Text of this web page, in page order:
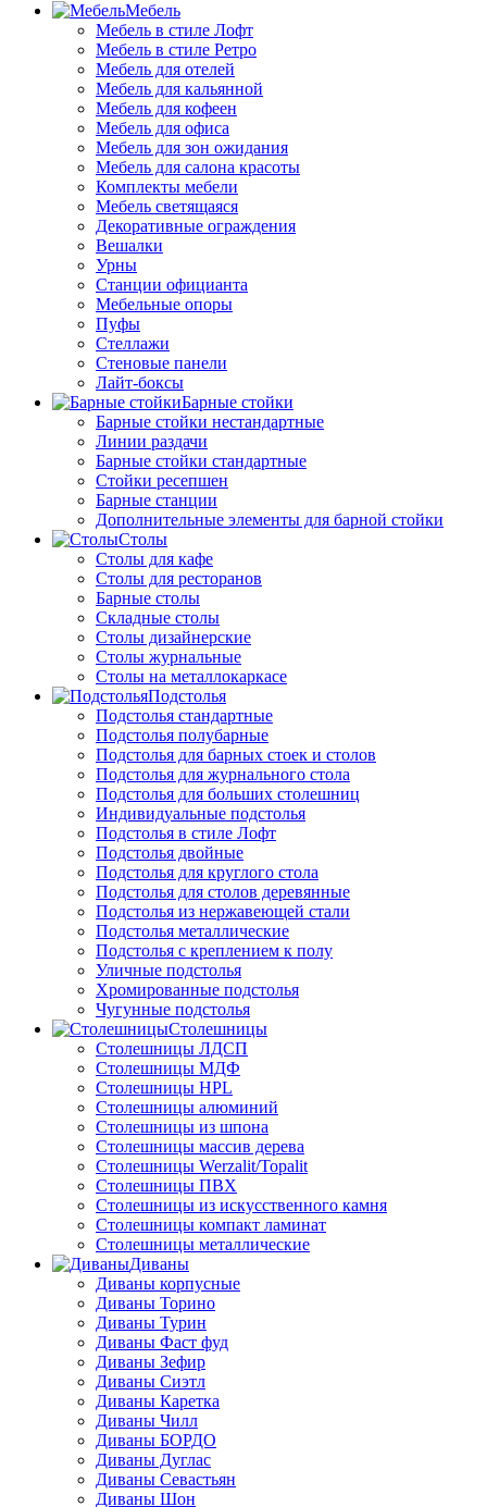
Мебель
Мебель в стиле Лофт
Мебель в стиле Ретро
Мебель для отелей
Мебель для кальянной
Мебель для кофеен
Мебель для офиса
Мебель для зон ожидания
Мебель для салона красоты
Комплекты мебели
Мебель светящаяся
Декоративные ограждения
Вешалки
Урны
Станции официанта
Мебельные опоры
Пуфы
Стеллажи
Стеновые панели
Лайт-боксы
Барные стойки
Барные стойки нестандартные
Линии раздачи
Барные стойки стандартные
Стойки ресепшен
Барные станции
Дополнительные элементы для барной стойки
Столы
Столы для кафе
Столы для ресторанов
Барные столы
Складные столы
Столы дизайнерские
Столы журнальные
Столы на металлокаркасе
Подстолья
Подстолья стандартные
Подстолья полубарные
Подстолья для барных стоек и столов
Подстолья для журнального стола
Подстолья для больших столешниц
Индивидуальные подстолья
Подстолья в стиле Лофт
Подстолья двойные
Подстолья для круглого стола
Подстолья для столов деревянные
Подстолья из нержавеющей стали
Подстолья металлические
Подстолья с креплением к полу
Уличные подстолья
Хромированные подстолья
Чугунные подстолья
Столешницы
Столешницы ЛДСП
Столешницы МДФ
Столешницы HPL
Столешницы алюминий
Столешницы из шпона
Столешницы массив дерева
Столешницы Werzalit/Topalit
Столешницы ПВХ
Столешницы из искусственного камня
Столешницы компакт ламинат
Столешницы металлические
Диваны
Диваны корпусные
Диваны Торино
Диваны Турин
Диваны Фаст фуд
Диваны Зефир
Диваны Сиэтл
Диваны Каретка
Диваны Чилл
Диваны БОРДО
Диваны Дуглас
Диваны Севастьян
Диваны Шон